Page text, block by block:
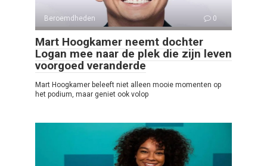
Beroemdheden 0
Mart Hoogkamer neemt dochter
Logan mee naar de plek die zijn leven
voorgoed veranderde
Mart Hoogkamer beleeft niet alleen mooie momenten op
het podium, maar geniet ook volop